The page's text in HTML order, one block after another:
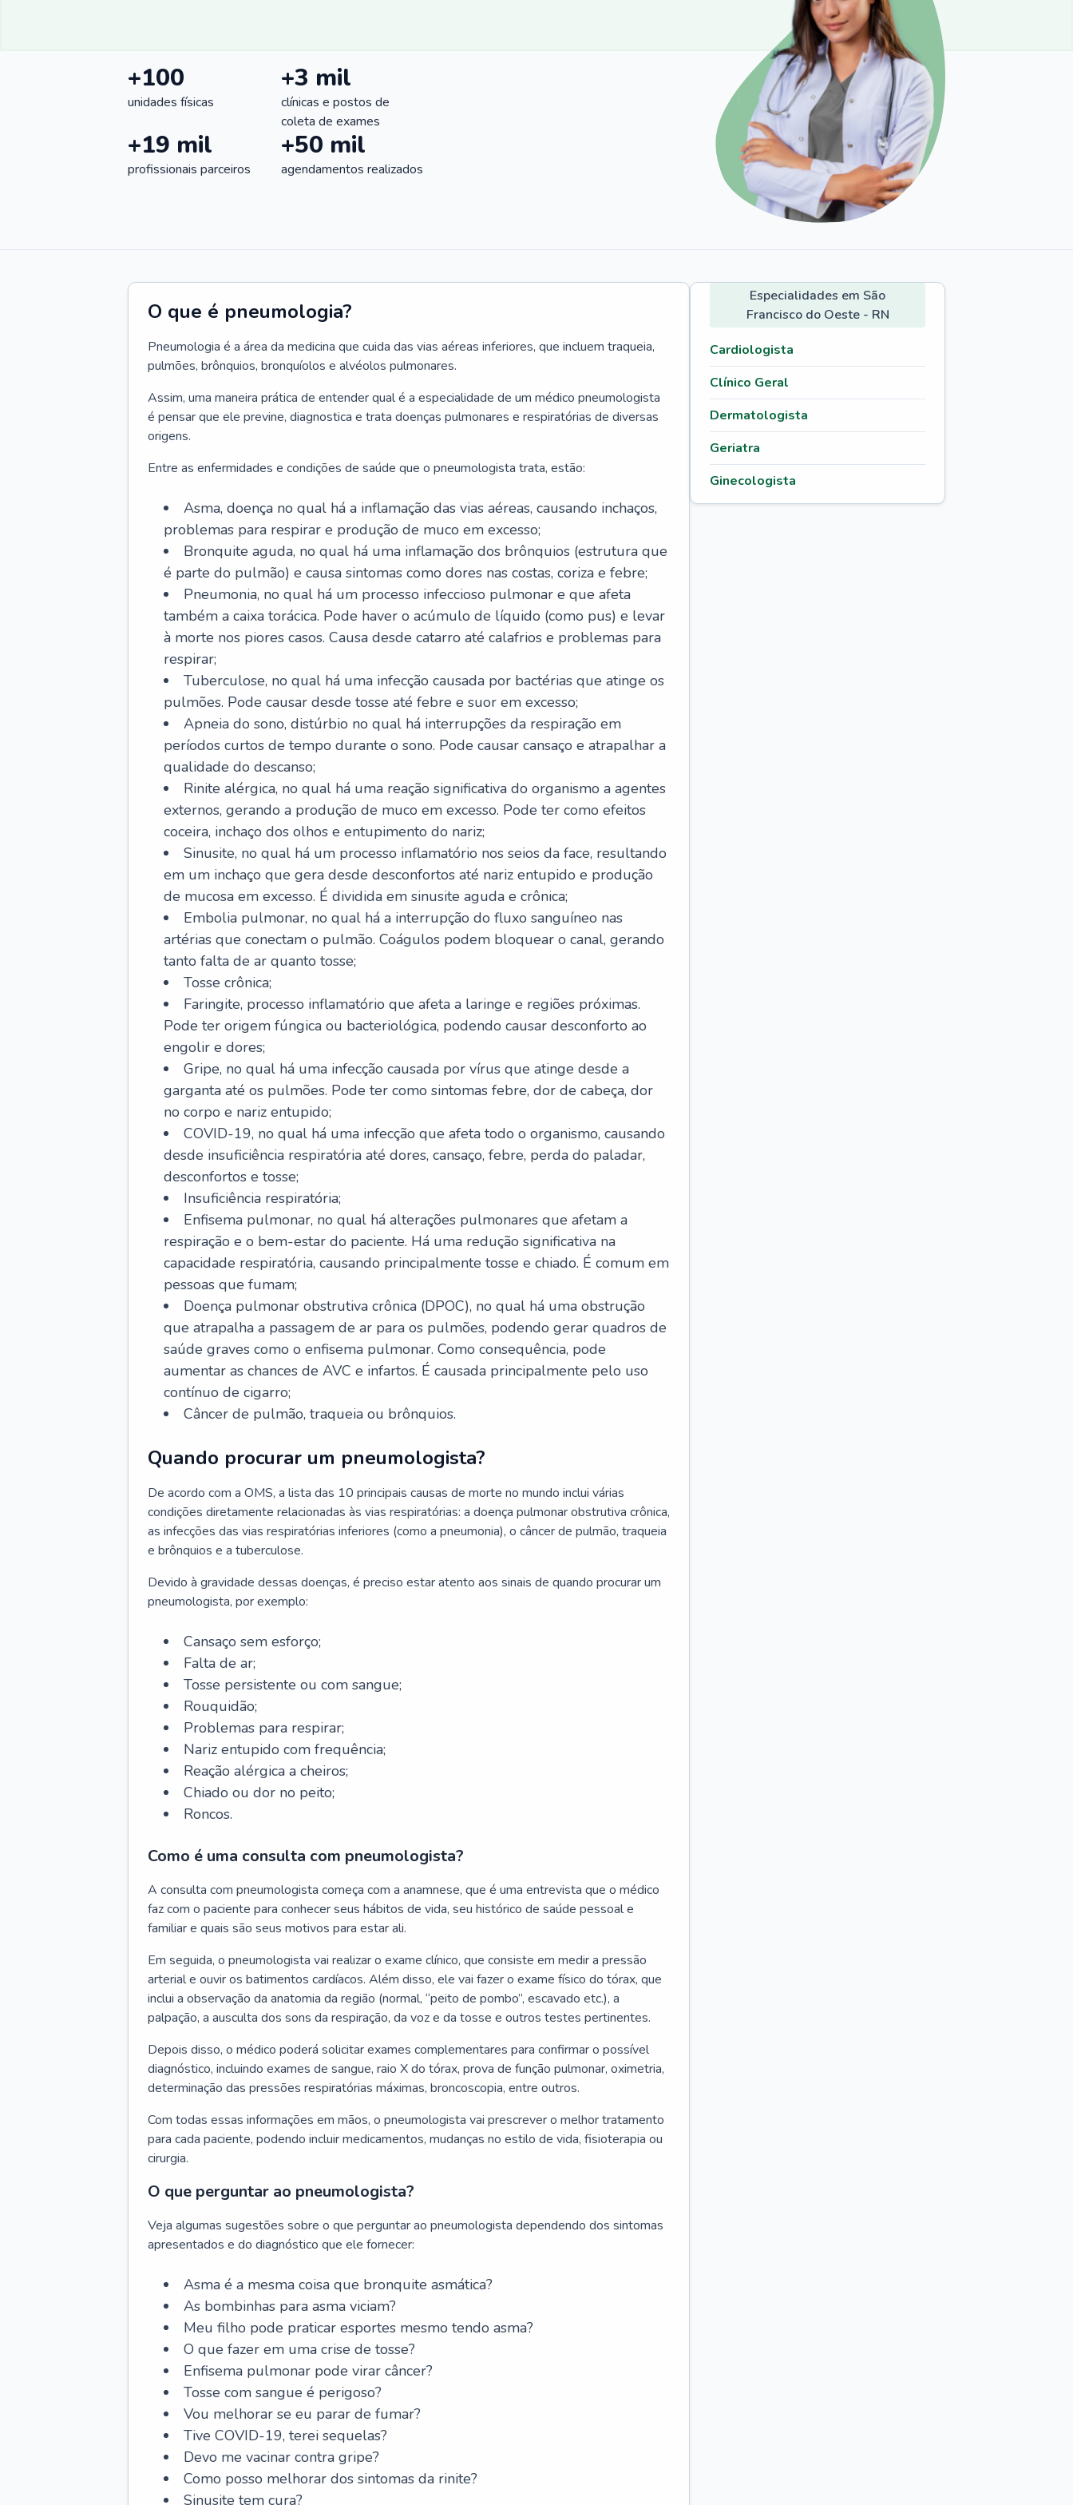
+100
unidades físicas
+3 mil
clínicas e postos de
coleta de exames
+19 mil
profissionais parceiros
+50 mil
agendamentos realizados
O que é pneumologia?
Pneumologia é a área da medicina que cuida das vias aéreas inferiores, que incluem traqueia,
pulmões, brônquios, bronquíolos e alvéolos pulmonares.
Assim, uma maneira prática de entender qual é a especialidade de um médico pneumologista
é pensar que ele previne, diagnostica e trata doenças pulmonares e respiratórias de diversas
origens.
Entre as enfermidades e condições de saúde que o pneumologista trata, estão:
Asma, doença no qual há a inflamação das vias aéreas, causando inchaços,
problemas para respirar e produção de muco em excesso;
Bronquite aguda, no qual há uma inflamação dos brônquios (estrutura que
é parte do pulmão) e causa sintomas como dores nas costas, coriza e febre;
Pneumonia, no qual há um processo infeccioso pulmonar e que afeta
também a caixa torácica. Pode haver o acúmulo de líquido (como pus) e levar
à morte nos piores casos. Causa desde catarro até calafrios e problemas para
respirar;
Tuberculose, no qual há uma infecção causada por bactérias que atinge os
pulmões. Pode causar desde tosse até febre e suor em excesso;
Apneia do sono, distúrbio no qual há interrupções da respiração em
períodos curtos de tempo durante o sono. Pode causar cansaço e atrapalhar a
qualidade do descanso;
Rinite alérgica, no qual há uma reação significativa do organismo a agentes
externos, gerando a produção de muco em excesso. Pode ter como efeitos
coceira, inchaço dos olhos e entupimento do nariz;
Sinusite, no qual há um processo inflamatório nos seios da face, resultando
em um inchaço que gera desde desconfortos até nariz entupido e produção
de mucosa em excesso. É dividida em sinusite aguda e crônica;
Embolia pulmonar, no qual há a interrupção do fluxo sanguíneo nas
artérias que conectam o pulmão. Coágulos podem bloquear o canal, gerando
tanto falta de ar quanto tosse;
Tosse crônica;
Faringite, processo inflamatório que afeta a laringe e regiões próximas.
Pode ter origem fúngica ou bacteriológica, podendo causar desconforto ao
engolir e dores;
Gripe, no qual há uma infecção causada por vírus que atinge desde a
garganta até os pulmões. Pode ter como sintomas febre, dor de cabeça, dor
no corpo e nariz entupido;
COVID-19, no qual há uma infecção que afeta todo o organismo, causando
desde insuficiência respiratória até dores, cansaço, febre, perda do paladar,
desconfortos e tosse;
Insuficiência respiratória;
Enfisema pulmonar, no qual há alterações pulmonares que afetam a
respiração e o bem-estar do paciente. Há uma redução significativa na
capacidade respiratória, causando principalmente tosse e chiado. É comum em
pessoas que fumam;
Doença pulmonar obstrutiva crônica (DPOC), no qual há uma obstrução
que atrapalha a passagem de ar para os pulmões, podendo gerar quadros de
saúde graves como o enfisema pulmonar. Como consequência, pode
aumentar as chances de AVC e infartos. É causada principalmente pelo uso
contínuo de cigarro;
Câncer de pulmão, traqueia ou brônquios.
Quando procurar um pneumologista?
De acordo com a OMS, a lista das 10 principais causas de morte no mundo inclui várias
condições diretamente relacionadas às vias respiratórias: a doença pulmonar obstrutiva crônica,
as infecções das vias respiratórias inferiores (como a pneumonia), o câncer de pulmão, traqueia
e brônquios e a tuberculose.
Devido à gravidade dessas doenças, é preciso estar atento aos sinais de quando procurar um
pneumologista, por exemplo:
Cansaço sem esforço;
Falta de ar;
Tosse persistente ou com sangue;
Rouquidão;
Problemas para respirar;
Nariz entupido com frequência;
Reação alérgica a cheiros;
Chiado ou dor no peito;
Roncos.
Como é uma consulta com pneumologista?
A consulta com pneumologista começa com a anamnese, que é uma entrevista que o médico
faz com o paciente para conhecer seus hábitos de vida, seu histórico de saúde pessoal e
familiar e quais são seus motivos para estar ali.
Em seguida, o pneumologista vai realizar o exame clínico, que consiste em medir a pressão
arterial e ouvir os batimentos cardíacos. Além disso, ele vai fazer o exame físico do tórax, que
inclui a observação da anatomia da região (normal, “peito de pombo”, escavado etc.), a
palpação, a ausculta dos sons da respiração, da voz e da tosse e outros testes pertinentes.
Depois disso, o médico poderá solicitar exames complementares para confirmar o possível
diagnóstico, incluindo exames de sangue, raio X do tórax, prova de função pulmonar, oximetria,
determinação das pressões respiratórias máximas, broncoscopia, entre outros.
Com todas essas informações em mãos, o pneumologista vai prescrever o melhor tratamento
para cada paciente, podendo incluir medicamentos, mudanças no estilo de vida, fisioterapia ou
cirurgia.
O que perguntar ao pneumologista?
Veja algumas sugestões sobre o que perguntar ao pneumologista dependendo dos sintomas
apresentados e do diagnóstico que ele fornecer:
Asma é a mesma coisa que bronquite asmática?
As bombinhas para asma viciam?
Meu filho pode praticar esportes mesmo tendo asma?
O que fazer em uma crise de tosse?
Enfisema pulmonar pode virar câncer?
Tosse com sangue é perigoso?
Vou melhorar se eu parar de fumar?
Tive COVID-19, terei sequelas?
Devo me vacinar contra gripe?
Como posso melhorar dos sintomas da rinite?
Sinusite tem cura?
Especialidades em São
Francisco do Oeste - RN
Cardiologista
Clínico Geral
Dermatologista
Geriatra
Ginecologista